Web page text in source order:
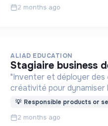
2 months ago
ALIAD EDUCATION
stagiaire business
"Inventer et déployer des
créativité pour dynamiser
💡 Responsible products or
2 months ago